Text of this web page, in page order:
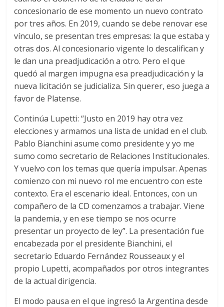
concesionario de ese momento un nuevo contrato
por tres años. En 2019, cuando se debe renovar ese
vínculo, se presentan tres empresas: la que estaba y
otras dos. Al concesionario vigente lo descalifican y
le dan una preadjudicación a otro. Pero el que
quedó al margen impugna esa preadjudicación y la
nueva licitación se judicializa. Sin querer, eso juega a
favor de Platense.
Continúa Lupetti: “Justo en 2019 hay otra vez
elecciones y armamos una lista de unidad en el club.
Pablo Bianchini asume como presidente y yo me
sumo como secretario de Relaciones Institucionales.
Y vuelvo con los temas que quería impulsar. Apenas
comienzo con mi nuevo rol me encuentro con este
contexto. Era el escenario ideal. Entonces, con un
compañero de la CD comenzamos a trabajar. Viene
la pandemia, y en ese tiempo se nos ocurre
presentar un proyecto de ley”. La presentación fue
encabezada por el presidente Bianchini, el
secretario Eduardo Fernández Rousseaux y el
propio Lupetti, acompañados por otros integrantes
de la actual dirigencia.
El modo pausa en el que ingresó la Argentina desde